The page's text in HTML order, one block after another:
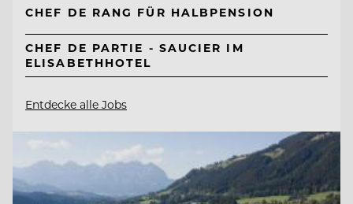
CHEF DE RANG FÜR HALBPENSION
CHEF DE PARTIE - SAUCIER IM
ELISABETHHOTEL
Entdecke alle Jobs